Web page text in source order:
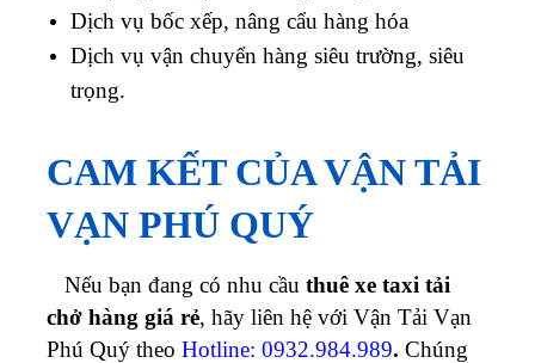
Dịch vụ bốc xếp, nâng cẩu hàng hóa
Dịch vụ vận chuyển hàng siêu trường, siêu
trọng.
CAM KẾT CỦA VẬN TẢI
VẠN PHÚ QUÝ
Nếu bạn đang có nhu cầu thuê xe taxi tải
chở hàng giá rẻ, hãy liên hệ với Vận Tải Vạn
Phú Quý theo Hotline: 0932.984.989. Chúng